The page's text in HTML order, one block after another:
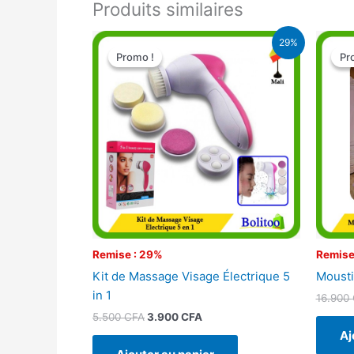
Produits similaires
29%
Promo !
Remise : 29%
Promo !
Kit de Massage Visage Électrique 5
in 1
5.500CFA
Le
prix
initial
était :
5.500 CFA.
3.900CFA
Le
actuel
est :
3.900 CFA.
16.900